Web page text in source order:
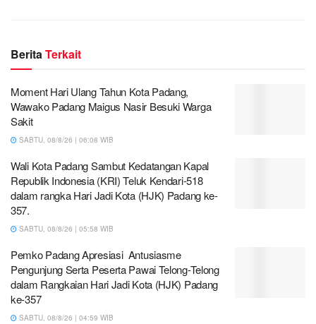
BeritaTerkait
Moment Hari Ulang Tahun Kota Padang,
Wawako Padang Maigus Nasir Besuki Warga
Sakit
SABTU, 08/8/26 | 06:08 WIB
Wali Kota Padang Sambut Kedatangan Kapal
Republik Indonesia (KRI) Teluk Kendari-518
dalam rangka Hari Jadi Kota (HJK) Padang ke-
357.
SABTU, 08/8/26 | 05:58 WIB
Pemko Padang Apresiasi Antusiasme
Pengunjung Serta Peserta Pawai Telong-Telong
dalam Rangkaian Hari Jadi Kota (HJK) Padang
ke-357
SABTU, 08/8/26 | 04:59 WIB